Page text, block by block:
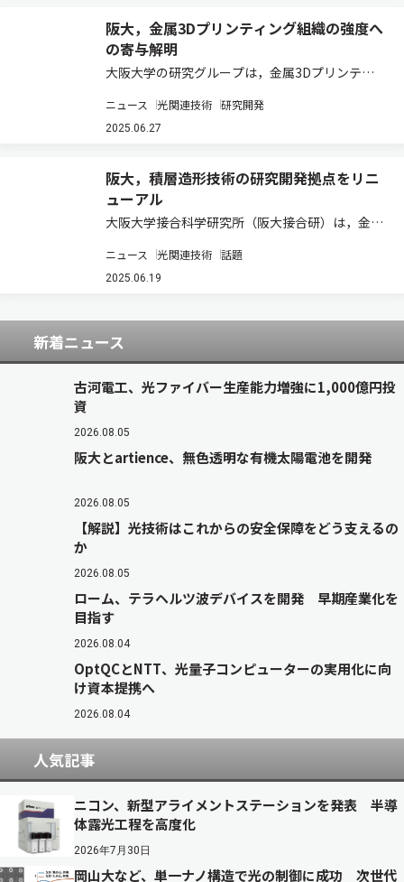
阪大，金属3Dプリンティング組織の強度へ
の寄与解明
大阪大学の研究グループは，金属3Dプリンティ
形成される，マイクロメートルスケールの結晶学
的ラメラ構造と，ナノメートルサイズのセル組織
組…
ニュース 光関連技術 研究開発
2025.06.27
阪大，積層造形技術の研究開発拠点をリニ
ューアル
大阪大学接合科学研究所（阪大接合研）は，金属
造形研究センター1号館をリニューアルオープン
させた。 このセンターは3階建てとなっており，
ニュース 光関連技術 話題
2025.06.19
新着ニュース
古河電工、光ファイバー生産能力増強に1,000億円投
資
2026.08.05
阪大とartience、無色透明な有機太陽電池を開発
2026.08.05
【解説】光技術はこれからの安全保障をどう支えるの
か
2026.08.05
ローム、テラヘルツ波デバイスを開発 早期産業化を
目指す
2026.08.04
OptQCとNTT、光量子コンピューターの実用化に向
け資本提携へ
2026.08.04
人気記事
ニコン、新型アライメントステーションを発表 半導
体露光工程を高度化
2026年7月30日
岡山大など、単一ナノ構造で光の制御に成功 次世代